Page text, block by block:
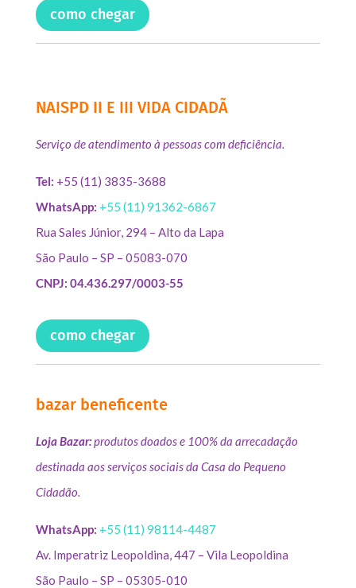
como chegar
NAISPD II E III VIDA CIDADÃ
Serviço de atendimento à pessoas com deficiência.
Tel: +55 (11) 3835-3688
WhatsApp: +55 (11) 91362-6867
Rua Sales Júnior, 294 – Alto da Lapa
São Paulo – SP – 05083-070
CNPJ: 04.436.297/0003-55
como chegar
bazar beneficente
Loja Bazar:produtos doados e 100% da arrecadação
destinada aos serviços sociais da Casa do Pequeno
Cidadão.
WhatsApp: +55 (11) 98114-4487
Av. Imperatriz Leopoldina, 447 – Vila Leopoldina
São Paulo – SP – 05305-010